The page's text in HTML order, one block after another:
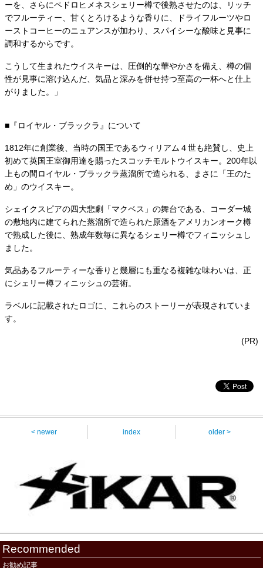
ーを、さらにペドロヒメネスシェリー樽で後熟させたのは、リッチ
でフルーティー、甘くとろけるような香りに、ドライフルーツやロ
ーストコーヒーのニュアンスが加わり、スパイシーな酸味と見事に
調和するからです。
こうして生まれたウイスキーは、圧倒的な華やかさを備え、樽の個
性が見事に溶け込んだ、気品と深みを併せ持つ至高の一杯へと仕上
がりました。」
■『ロイヤル・ブラックラ』について
1812年に創業後、当時の国王であるウィリアム４世も絶賛し、史上
初めて英国王室御用達を賜ったスコッチモルトウイスキー。200年以
上もの間ロイヤル・ブラックラ蒸溜所で造られる、まさに「王のた
め」のウイスキー。
シェイクスピアの四大悲劇「マクベス」の舞台である、コーダー城
の敷地内に建てられた蒸溜所で造られた原酒をアメリカンオーク樽
で熟成した後に、熟成年数毎に異なるシェリー樽でフィニッシュし
ました。
気品あるフルーティーな香りと幾層にも重なる複雑な味わいは、正
にシェリー樽フィニッシュの芸術。
ラベルに記載されたロゴに、これらのストーリーが表現されていま
す。
(PR)
< newer index older >
Recommended
お勧め記事